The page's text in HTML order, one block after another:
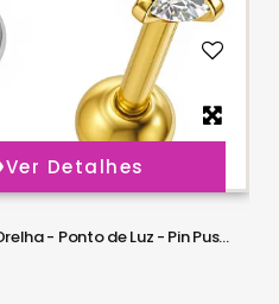
Ver Detalhes
Piercing para Orelha - Ponto de Luz - Pin Push com Zircônia tipo Swarovski - 6ORE1076